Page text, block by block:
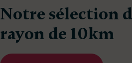
Notre sélection
rayon de 10km